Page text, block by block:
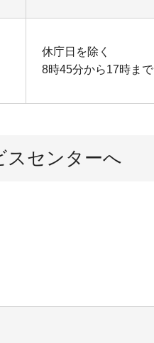
休庁日を除く
8時45分から17時まで
スセンターへ